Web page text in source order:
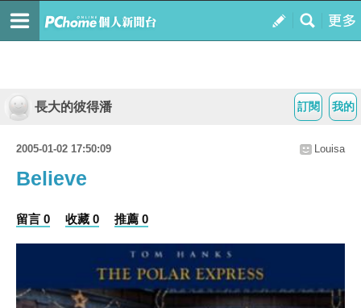
我的
訂閱
長大的彼得潘
2005-01-02 17:50:09 Louisa
Believe
留言 0 收藏 0 推薦 0